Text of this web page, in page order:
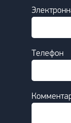
Телефон